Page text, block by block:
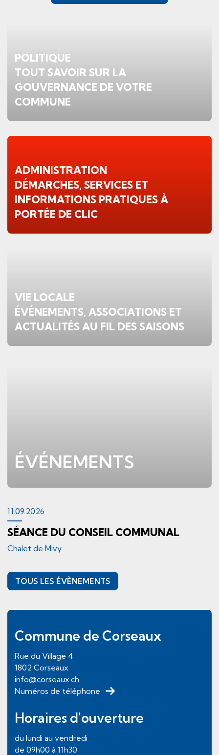
POLITIQUE
TOUT SAVOIR SUR LA
GOUVERNANCE DE VOTRE
COMMUNE
ADMINISTRATION
DÉMARCHES, SERVICES ET
INFORMATIONS PRATIQUES À
PORTÉE DE CLIC
VIE LOCALE
ÉVÉNEMENTS, ASSOCIATIONS ET
ACTUALITÉS AU FIL DES SAISONS
Evénements
11.09.2026
SÉANCE DU CONSEIL COMMUNAL
Chalet de Mivy
TOUS LES ÉVÈNEMENTS
ÉVÉNEMENTS
Pied de page
Commune de Corseaux
Rue du Village 4
1802 Corseaux
info@corseaux.ch
Numéros de téléphone
Horaires d'ouverture
du lundi au vendredi
de 09h00 à 11h30